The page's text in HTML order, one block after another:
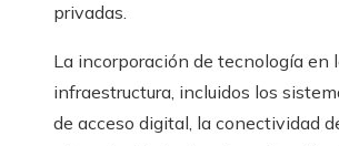
privadas.
La incorporación de tecnología en
infraestructura, incluidos los
de acceso digital, la conectividad